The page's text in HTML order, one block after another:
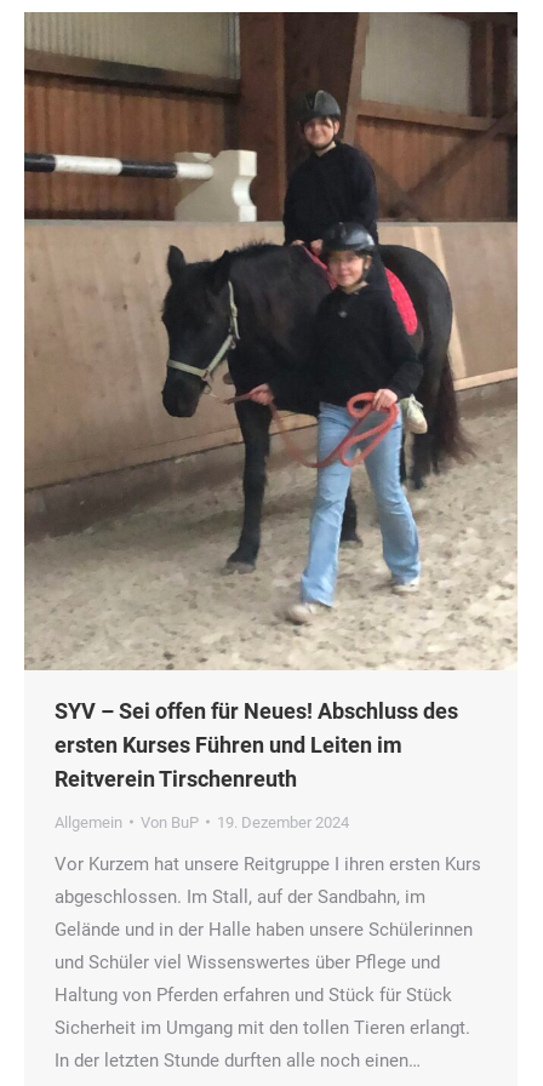
SYV – Sei offen für Neues! Abschluss des
ersten Kurses Führen und Leiten im
Reitverein Tirschenreuth
Allgemein Von BuP 19. Dezember 2024
Vor Kurzem hat unsere Reitgruppe I ihren ersten Kurs
abgeschlossen. Im Stall, auf der Sandbahn, im
Gelände und in der Halle haben unsere Schülerinnen
und Schüler viel Wissenswertes über Pflege und
Haltung von Pferden erfahren und Stück für Stück
Sicherheit im Umgang mit den tollen Tieren erlangt.
In der letzten Stunde durften alle noch einen…